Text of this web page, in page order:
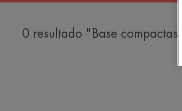
0 resultado "Base compactas